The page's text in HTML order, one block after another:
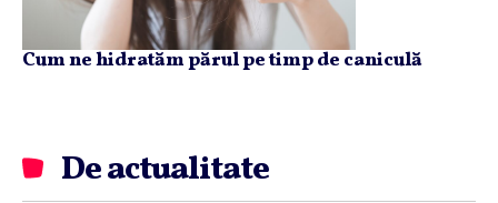
Cum ne hidratăm părul pe timp de caniculă
De actualitate